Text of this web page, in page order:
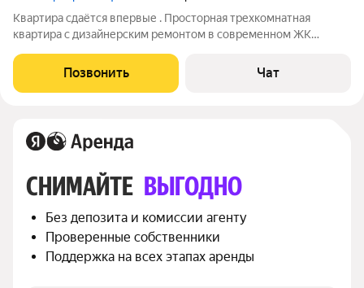
Квартира сдаётся впервые . Просторная трехкомнатная
квартира с дизайнерским ремонтом в современном ЖК
комнаты изолированы, что обеспечивает комфорт и
приватность. В квартире есть все
Позвонить Чат
СНИМАЙТЕ ВЫГОДНО
Без депозита и комиссии агенту
Проверенные собственники
Поддержка на всех этапах аренды